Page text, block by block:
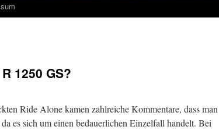
1250 GS?
Ride Alone kamen zahlreiche Kommentare, dass man
es sich um einen bedauerlichen Einzelfall handelt. Bei